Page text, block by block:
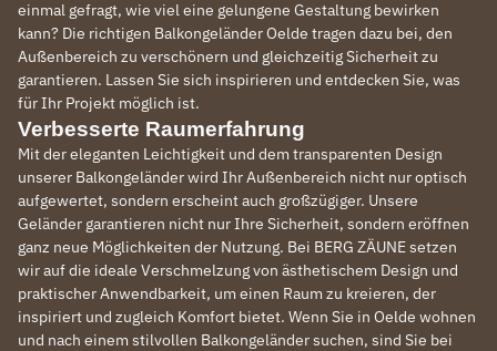
einmal gefragt, wie viel eine gelungene Gestaltung bewirken
kann? Die richtigen Balkongeländer Oelde tragen dazu bei, den
Außenbereich zu verschönern und gleichzeitig Sicherheit zu
garantieren. Lassen Sie sich inspirieren und entdecken Sie, was
für Ihr Projekt möglich ist.
Verbesserte Raumerfahrung
Mit der eleganten Leichtigkeit und dem transparenten Design
unserer Balkongeländer wird Ihr Außenbereich nicht nur optisch
aufgewertet, sondern erscheint auch großzügiger. Unsere
Geländer garantieren nicht nur Ihre Sicherheit, sondern eröffnen
ganz neue Möglichkeiten der Nutzung. Bei BERG ZÄUNE setzen
wir auf die ideale Verschmelzung von ästhetischem Design und
praktischer Anwendbarkeit, um einen Raum zu kreieren, der
inspiriert und zugleich Komfort bietet. Wenn Sie in Oelde wohnen
und nach einem stilvollen Balkongeländer suchen, sind Sie bei